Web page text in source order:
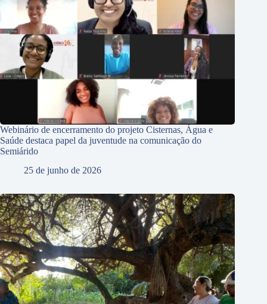
Webinário de encerramento do projeto Cisternas, Água e
Saúde destaca papel da juventude na comunicação do
Semiárido
25 de junho de 2026